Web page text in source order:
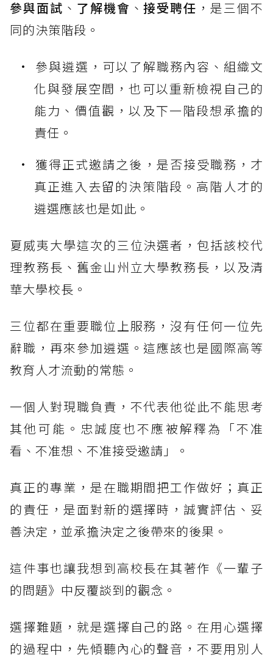
參與面試 、 了解機會 、接受聘任 ，是三個不
同的決策階段。
參與遴選，可以了解職務內容、組織文
化與發展空間，也可以重新檢視自己的
能力、價值觀，以及下一階段想承擔的
責任。
獲得正式邀請之後，是否接受職務，才
真正進入去留的決策階段。高階人才的
遴選應該也是如此。
夏威夷大學這次的三位決選者，包括該校代
理教務長、舊金山州立大學教務長，以及清
華大學校長。
三位都在重要職位上服務，沒有任何一位先
辭職，再來參加遴選。這應該也是國際高等
教育人才流動的常態。
一個人對現職負責，不代表他從此不能思考
其他可能。忠誠度也不應被解釋為「不准
看、不准想、不准接受邀請」。
真正的專業，是在職期間把工作做好；真正
的責任，是面對新的選擇時，誠實評估、妥
善決定，並承擔決定之後帶來的後果。
這件事也讓我想到高校長在其著作《一輩子
的問題》中反覆談到的觀念。
選擇難題，就是選擇自己的路。在用心選擇
的過程中，先傾聽內心的聲音，不要用別人